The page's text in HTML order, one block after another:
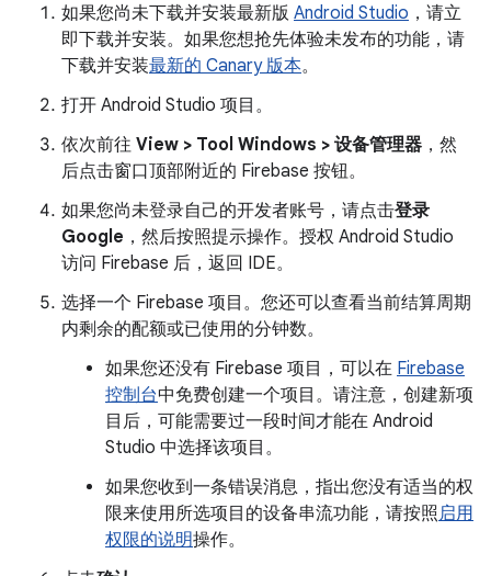
如果您尚未下载并安装最新版 Android Studio ，请立
即下载并安装。如果您想抢先体验未发布的功能，请
下载并安装最新的 Canary 版本。
打开 Android Studio 项目。
依次前往 View > Tool Windows > 设备管理器 ，然
后点击窗口顶部附近的 Firebase 按钮。
如果您尚未登录自己的开发者账号，请点击登录
Google ，然后按照提示操作。授权 Android Studio
访问 Firebase 后，返回 IDE。
选择一个 Firebase 项目。您还可以查看当前结算周期
内剩余的配额或已使用的分钟数。
如果您还没有 Firebase 项目，可以在 Firebase
控制台中免费创建一个项目。请注意，创建新项
目后，可能需要过一段时间才能在 Android
Studio 中选择该项目。
如果您收到一条错误消息，指出您没有适当的权
限来使用所选项目的设备串流功能，请按照启用
权限的说明操作。